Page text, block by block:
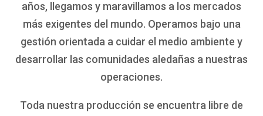
años, llegamos y maravillamos a los mercados
más exigentes del mundo. Operamos bajo una
gestión orientada a cuidar el medio ambiente y
desarrollar las comunidades aledañas a nuestras
operaciones.
Toda nuestra producción se encuentra libre de